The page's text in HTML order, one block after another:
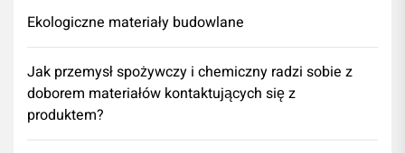
Ekologiczne materiały budowlane
Jak przemysł spożywczy i chemiczny radzi sobie z
doborem materiałów kontaktujących się z
produktem?